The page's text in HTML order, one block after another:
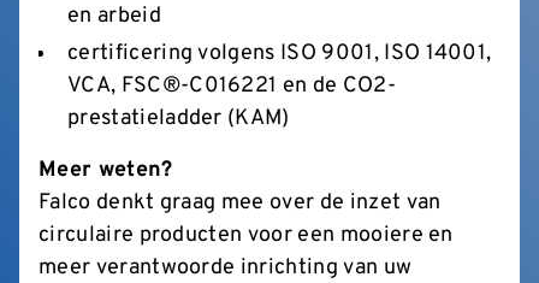
en arbeid
certificering volgens ISO 9001, ISO 14001,
VCA, FSC®-C016221 en de CO2-
prestatieladder (KAM)
Meer weten?
Falco denkt graag mee over de inzet van
circulaire producten voor een mooiere en
meer verantwoorde inrichting van uw